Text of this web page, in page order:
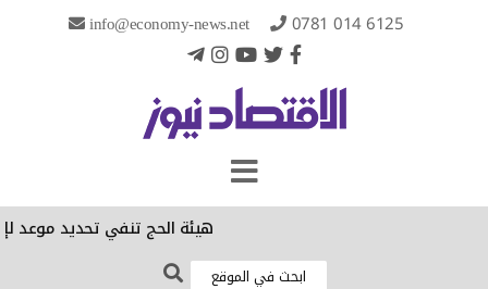
info@economy-news.net 0781 014 6125
هيئة الحج تنفي تحديد موعد